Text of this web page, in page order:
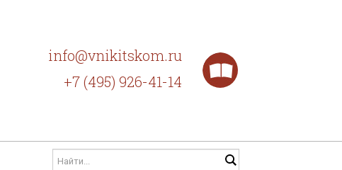
info@vnikitskom.ru
+7 (495) 926-41-14